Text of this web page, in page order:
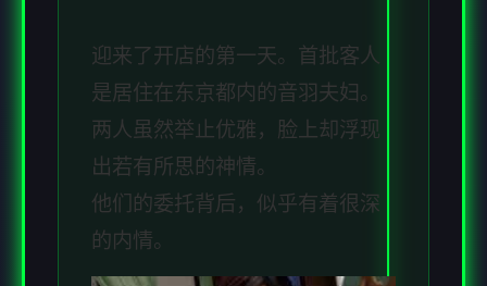
迎来了开店的第一天。首批客人
是居住在东京都内的音羽夫妇。
两人虽然举止优雅，脸上却浮现
出若有所思的神情。
他们的委托背后，似乎有着很深
的内情。